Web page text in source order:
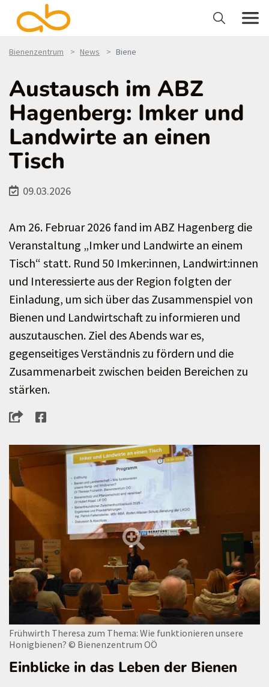
Bienenzentrum News Biene
Austausch im ABZ
Hagenberg: Imker und
Landwirte an einen
Tisch
09.03.2026
Am 26. Februar 2026 fand im ABZ Hagenberg die
Veranstaltung „Imker und Landwirte an einem
Tisch“ statt. Rund 50 Imker:innen, Landwirt:innen
und Interessierte aus der Region folgten der
Einladung, um sich über das Zusammenspiel von
Bienen und Landwirtschaft zu informieren und
auszutauschen. Ziel des Abends war es,
gegenseitiges Verständnis zu fördern und die
Zusammenarbeit zwischen beiden Bereichen zu
stärken.
Frühwirth Theresa zum Thema: Wie funktionieren unsere
Honigbienen? © Bienenzentrum OÖ
Einblicke in das Leben der Bienen